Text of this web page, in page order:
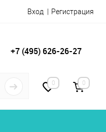
Вход Регистрация
+7 (495) 626-26-27
0 0